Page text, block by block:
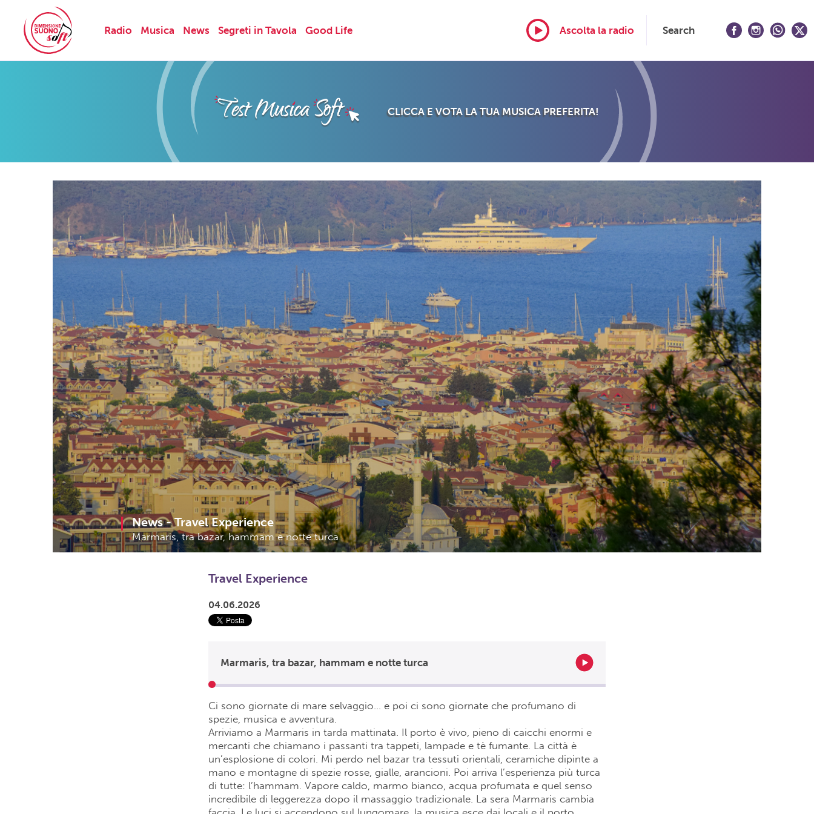
Radio Musica News Segreti in Tavola Good Life Ascolta la radio Search
CLICCA E VOTA LA TUA MUSICA PREFERITA!
News -Travel Experience
Marmaris, tra bazar, hammam e notte turca
Travel Experience
04.06.2026
Marmaris, tra bazar, hammam e notte turca
Ci sono giornate di mare selvaggio… e poi ci sono giornate che profumano di
spezie, musica e avventura.
Arriviamo a Marmaris in tarda mattinata. Il porto è vivo, pieno di caicchi enormi e
mercanti che chiamano i passanti tra tappeti, lampade e tè fumante. La città è
un’esplosione di colori. Mi perdo nel bazar tra tessuti orientali, ceramiche dipinte a
mano e montagne di spezie rosse, gialle, arancioni. Poi arriva l’esperienza più turca
di tutte: l’hammam. Vapore caldo, marmo bianco, acqua profumata e quel senso
incredibile di leggerezza dopo il massaggio tradizionale. La sera Marmaris cambia